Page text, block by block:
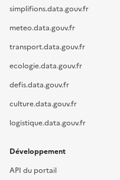
simplifions.data.gouv.fr
meteo.data.gouv.fr
transport.data.gouv.fr
ecologie.data.gouv.fr
defis.data.gouv.fr
culture.data.gouv.fr
logistique.data.gouv.fr
Développement
API du portail